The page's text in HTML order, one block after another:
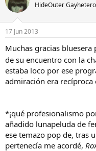
HideOuter Gayhetero
17 Jun 2013
Muchas gracias
de su encuentro con la
estaba loco por ese
admiración era recíproca
*¡qué profesionalismo
añadido lunapeluda de
ese temazo pop de, tras
pertenecía me acordé,